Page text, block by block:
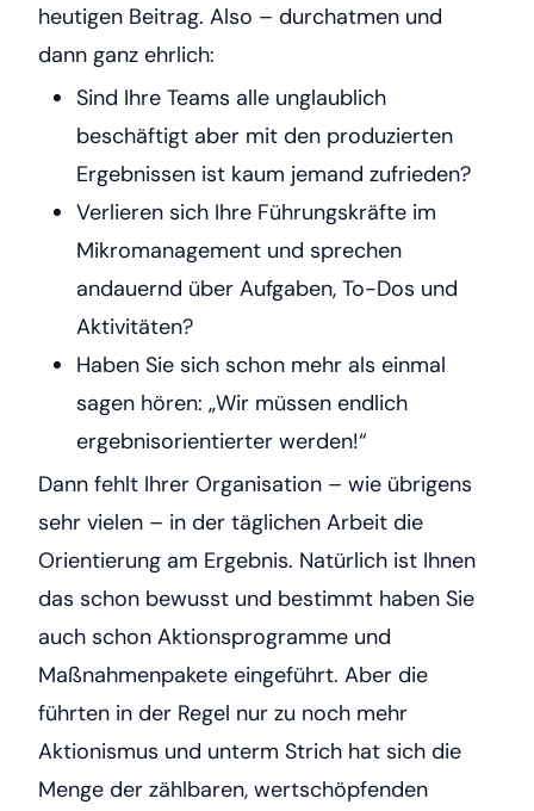
heutigen Beitrag. Also – durchatmen und
dann ganz ehrlich:
Sind Ihre Teams alle unglaublich
beschäftigt aber mit den produzierten
Ergebnissen ist kaum jemand zufrieden?
Verlieren sich Ihre Führungskräfte im
Mikromanagement und sprechen
andauernd über Aufgaben, To-Dos und
Aktivitäten?
Haben Sie sich schon mehr als einmal
sagen hören: „Wir müssen endlich
ergebnisorientierter werden!“
Dann fehlt Ihrer Organisation – wie übrigens
sehr vielen – in der täglichen Arbeit die
Orientierung am Ergebnis. Natürlich ist Ihnen
das schon bewusst und bestimmt haben Sie
auch schon Aktionsprogramme und
Maßnahmenpakete eingeführt. Aber die
führten in der Regel nur zu noch mehr
Aktionismus und unterm Strich hat sich die
Menge der zählbaren, wertschöpfenden